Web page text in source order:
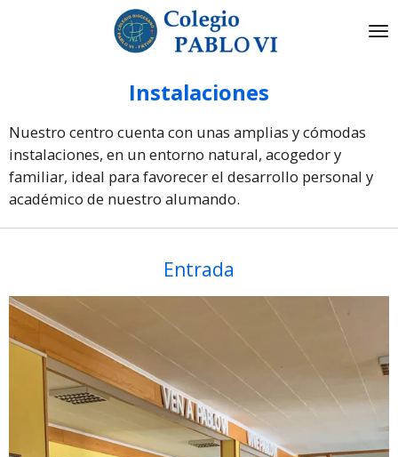
Instalaciones
Nuestro centro cuenta con unas amplias y cómodas
instalaciones, en un entorno natural, acogedor y
familiar, ideal para favorecer el desarrollo personal y
académico de nuestro alumando.
Entrada